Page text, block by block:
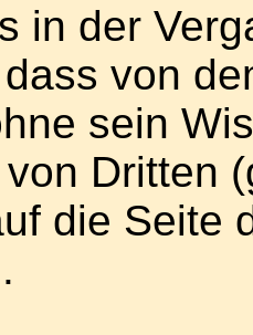
in der
von
sein
Dritten
die Seite